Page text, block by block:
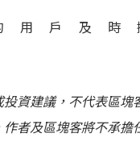
的用戶及
資建議，不代表區塊
者及區塊客將不承擔